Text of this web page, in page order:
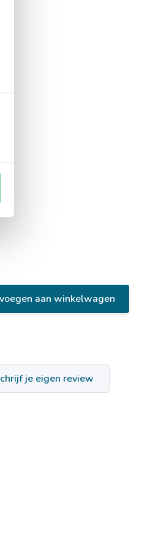
aan winkelwagen
je eigen review